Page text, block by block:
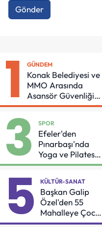
Gönder
1 GÜNDEM
Konak Belediyesi ve
MMO Arasında
Asansör Güvenliği
İçin Önemli Protokol
3 SPOR
Efeler'den
Pınarbaşı'nda
Yoga ve Pilates
Buluşması
5 KÜLTÜR-SANAT
Başkan Galip
Özel'den 55
Mahalleye Çocuk
Şenliği